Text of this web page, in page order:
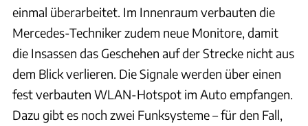
einmal überarbeitet. Im Innenraum verbauten die
Mercedes-Techniker zudem neue Monitore, damit
die Insassen das Geschehen auf der Strecke nicht aus
dem Blick verlieren. Die Signale werden über einen
fest verbauten WLAN-Hotspot im Auto empfangen.
Dazu gibt es noch zwei Funksysteme – für den Fall,